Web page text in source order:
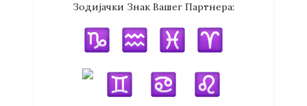
Зодијачки Знак Вашег Партнера: